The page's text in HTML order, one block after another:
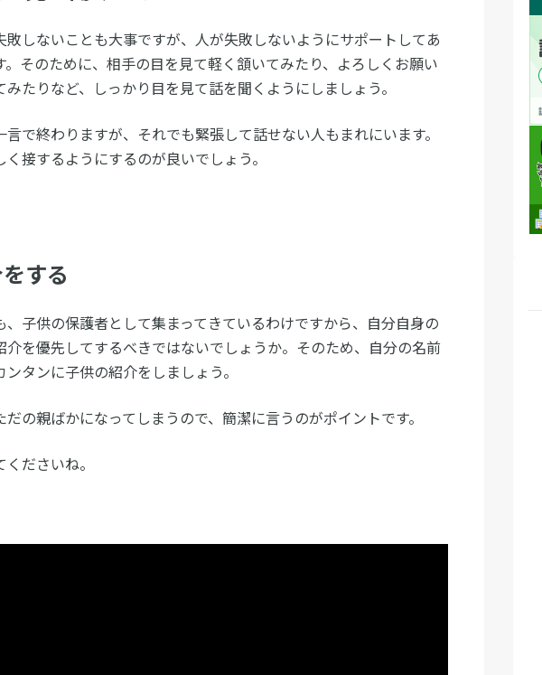
敗しないことも大事ですが、人が失敗しないようにサポートしてあ
。そのために、相手の目を見て軽く頷いてみたり、よろしくお願い
たりなど、しっかり目を見て話を聞くようにしましょう。
で終わりますが、それでも緊張して話せない人もまれにいます。
接するようにするのが良いでしょう。
する
、子供の保護者として集まってきているわけですから、自分自身の
介を優先してするべきではないでしょうか。そのため、自分の名前
タンに子供の紹介をしましょう。
の親ばかになってしまうので、簡潔に言うのがポイントです。
ださいね。